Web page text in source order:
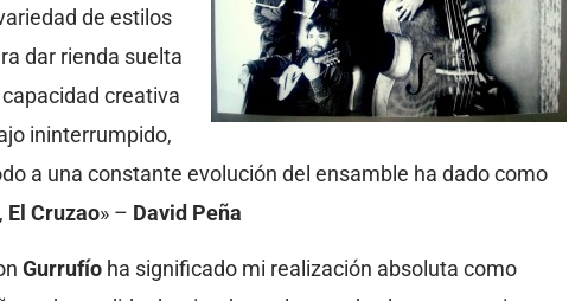
de estilos
dar rienda suelta
creativa
ininterrumpido,
a una constante evolución del ensamble ha dado como
El Cruzao» – David Peña
Gurrufío ha significado mi realización absoluta como